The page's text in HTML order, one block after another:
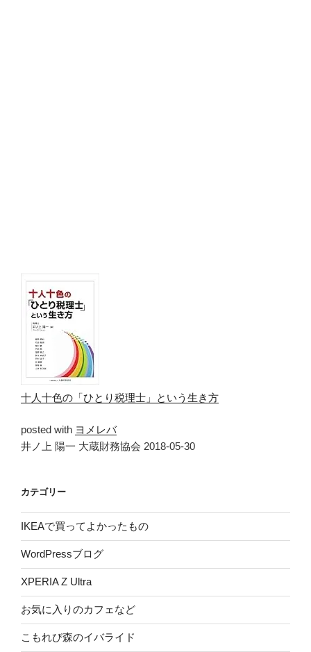
十人十色の「ひとり税理士」という生き方
posted with ヨメレバ
井ノ上 陽一 大蔵財務協会 2018-05-30
カテゴリー
IKEAで買ってよかったもの
WordPressブログ
XPERIA Z Ultra
お気に入りのカフェなど
こもれび森のイバライド